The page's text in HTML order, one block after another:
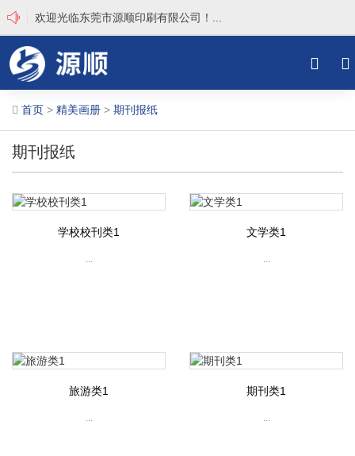
欢迎光临东莞市源顺印刷有限公司！...
首页 > 精美画册 > 期刊报纸
期刊报纸
学校校刊类1
...
文学类1
...
旅游类1
...
期刊类1
...